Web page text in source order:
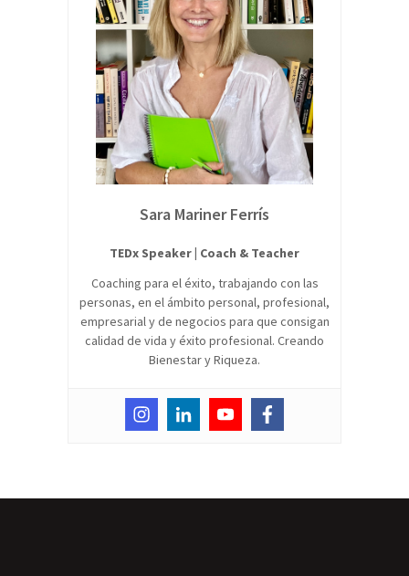
Sara Mariner Ferrís
TEDx Speaker | Coach & Teacher
Coaching para el éxito, trabajando con las
personas, en el ámbito personal, profesional,
empresarial y de negocios para que consigan
calidad de vida y éxito profesional. Creando
Bienestar y Riqueza.